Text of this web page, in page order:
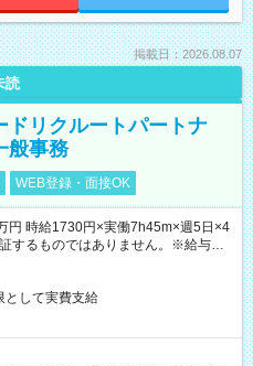
掲載日：2026.08.07
読
ドリクルートパートナ
般事務
WEB登録・面接OK
時給1730円×実働7h45m×週5日×4
するものではありません。※給与即
用条件有）
として実費支給